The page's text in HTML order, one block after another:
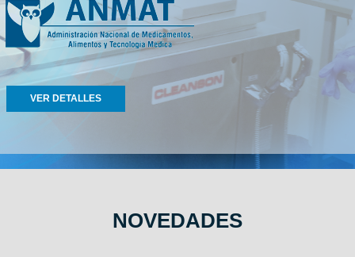
VER DETALLES
NOVEDADES